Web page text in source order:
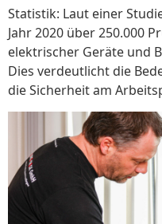
Statistik: Laut einer
Jahr 2020 über 250.000
elektrischer Geräte und
Dies verdeutlicht die
die Sicherheit am